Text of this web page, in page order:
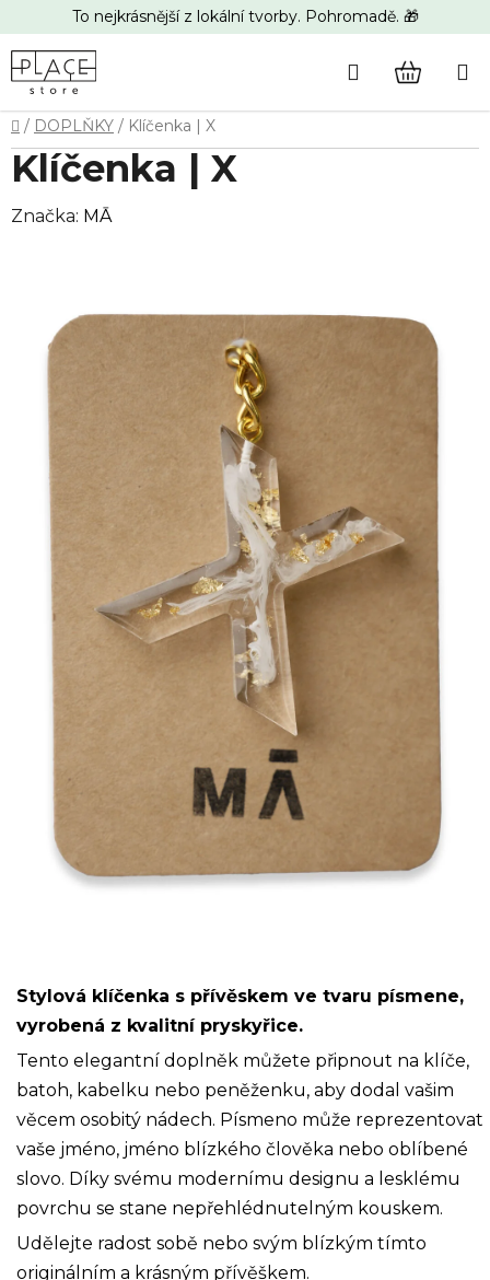
na
obsah
To nejkrásnější z lokální tvorby. Pohromadě. 🎁
Hledat
Domů
/ DOPLŇKY / Klíčenka | X
Stylová klíčenka s přívěskem ve tvaru písmene,
vyrobená z kvalitní pryskyřice.
Tento elegantní doplněk můžete připnout na klíče,
batoh, kabelku nebo peněženku, aby dodal vašim
věcem osobitý nádech. Písmeno může reprezentovat
vaše jméno, jméno blízkého člověka nebo oblíbené
slovo. Díky svému modernímu designu a lesklému
povrchu se stane nepřehlédnutelným kouskem.
Udělejte radost sobě nebo svým blízkým tímto
originálním a krásným přívěškem.
Klíčenka | X
Značka: MĀ